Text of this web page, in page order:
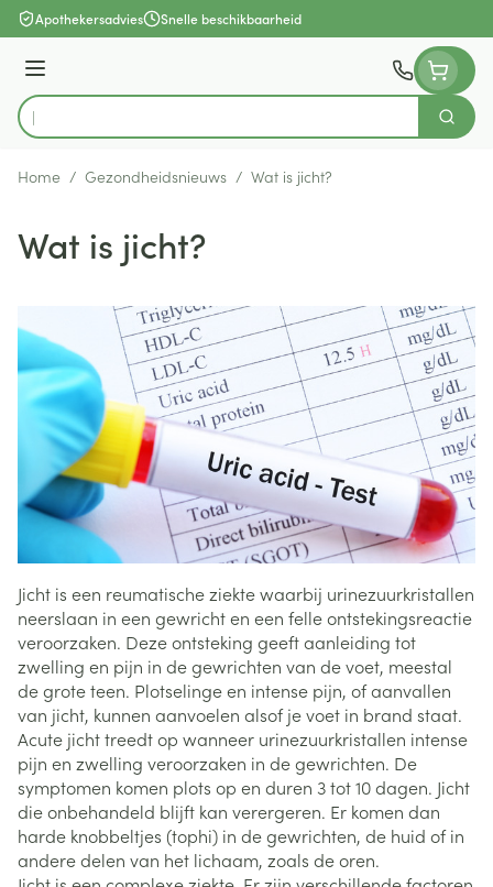
Ga naar de inhoud
Apothekersadvies Snelle beschikbaarheid
Menu
Product, merk, categorie...
Zoek
Home / Gezondheidsnieuws / Wat is jicht?
Wat is jicht?
Jicht is een reumatische ziekte waarbij urinezuurkristallen
neerslaan in een gewricht en een felle ontstekingsreactie
veroorzaken. Deze ontsteking geeft aanleiding tot
zwelling en pijn in de gewrichten van de voet, meestal
de grote teen. Plotselinge en intense pijn, of aanvallen
van jicht, kunnen aanvoelen alsof je voet in brand staat.
Acute jicht treedt op wanneer urinezuurkristallen intense
pijn en zwelling veroorzaken in de gewrichten. De
symptomen komen plots op en duren 3 tot 10 dagen. Jicht
die onbehandeld blijft kan verergeren. Er komen dan
harde knobbeltjes (tophi) in de gewrichten, de huid of in
andere delen van het lichaam, zoals de oren.